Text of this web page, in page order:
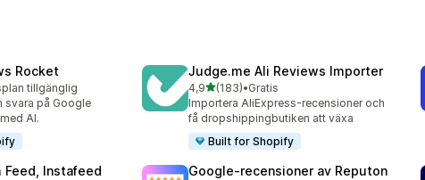
Rocket
tillgänglig
svara på Google
AI.
Judge.me Ali Reviews Importer
4,9av 5 stjärnor
(183)
183 recensioner totalt
•Gratis
Importera AliExpress-recensioner och
få dropshippingbutiken att växa
Built for Shopify
Feed, Instafeed Google‑recensioner av Reputon